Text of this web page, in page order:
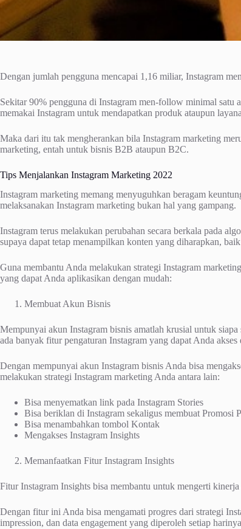
Dengan jumlah pengguna mencapai 1,16 miliar, Instagram
Sekitar 90% pengguna di Instagram men-follow minimal
memakai Instagram untuk mendapatkan produk ataupun
Maka dari itu tak mengherankan bila Instagram marketing
marketing, entah untuk bisnis B2B ataupun B2C.
Tips Menjalankan Instagram Marketing 2022
Instagram marketing memang menyuguhkan beragam
melaksanakan Instagram marketing bukan hal yang gampang.
Instagram terus melakukan perubahan secara berkala pada
supaya dapat tetap menampilkan konten yang diharapkan,
Guna membantu Anda melakukan strategi Instagram
yang dapat Anda aplikasikan dengan mudah:
Membuat Akun Bisnis
Mempunyai akun Instagram bisnis amatlah krusial untuk
ada banyak fitur pengaturan Instagram yang dapat Anda
Dengan mempunyai akun Instagram bisnis Anda bisa
melakukan strategi Instagram marketing Anda antara lain:
Bisa menyematkan link pada Instagram Stories
Bisa beriklan di Instagram sekaligus membuat Promosi
Bisa menambahkan tombol Kontak
Mengakses Instagram Insights
Memanfaatkan Fitur Instagram Insights
Fitur Instagram Insights bisa membantu untuk mengerti
Dengan fitur ini Anda bisa mengamati progres dari strategi
impression, dan data engagement yang diperoleh setiap